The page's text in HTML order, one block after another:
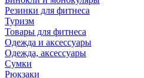
Резинки для фитнеса
Туризм
Товары для фитнеса
Одежда и аксессуары
Одежда, аксессуары
Сумки
Рюкзаки